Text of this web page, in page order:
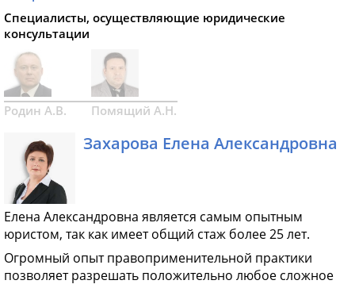
Специалисты, осуществляющие юридические
консультации
Родин А.В. Помящий А.Н.
Захарова Елена Александровна
Елена Александровна является самым опытным
юристом, так как имеет общий стаж более 25 лет.
Огромный опыт правоприменительной практики
позволяет разрешать положительно любое сложное